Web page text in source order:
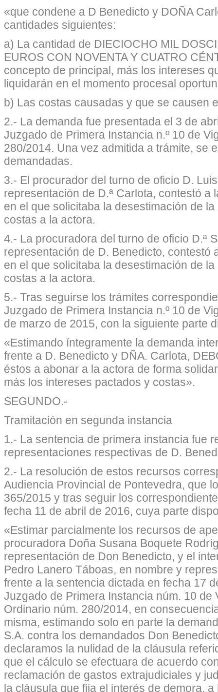
«que condene a D Benedicto y DOÑA
cantidades siguientes:
a) La cantidad de DIECIOCHO MIL
EUROS CON NOVENTA Y CUATRO
concepto de principal, más los intereses
liquidarán en el momento procesal
b) Las costas causadas y que se causen
2.- La demanda fue presentada el 3 de
Juzgado de Primera Instancia n.º 10 de
280/2014. Una vez admitida a trámite, se
demandadas.
3.- El procurador del turno de oficio D.
representación de D.ª Carlota, contestó a
en el que solicitaba la desestimación de
costas a la actora.
4.- La procuradora del turno de oficio D.ª
representación de D. Benedicto, contestó
en el que solicitaba la desestimación de
costas a la actora.
5.- Tras seguirse los trámites
Juzgado de Primera Instancia n.º 10 de
de marzo de 2015, con la siguiente parte
«Estimando íntegramente la demanda
frente a D. Benedicto y DÑA. Carlota,
éstos a abonar a la actora de forma
más los intereses pactados y costas».
SEGUNDO.-
Tramitación en segunda instancia
1.- La sentencia de primera instancia fue
representaciones respectivas de D.
2.- La resolución de estos recursos
Audiencia Provincial de Pontevedra, que
365/2015 y tras seguir los
fecha 11 de abril de 2016, cuya parte
«Estimar parcialmente los recursos de
procuradora Doña Susana Boquete
representación de Don Benedicto, y el
Pedro Lanero Táboas, en nombre y
frente a la sentencia dictada en fecha 17
Juzgado de Primera Instancia núm. 10 de
Ordinario núm. 280/2014, en
misma, estimando solo en parte la
S.A. contra los demandados Don
declaramos la nulidad de la cláusula
que el cálculo se efectuara de acuerdo
reclamación de gastos extrajudiciales y
la cláusula que fija el interés de demora,